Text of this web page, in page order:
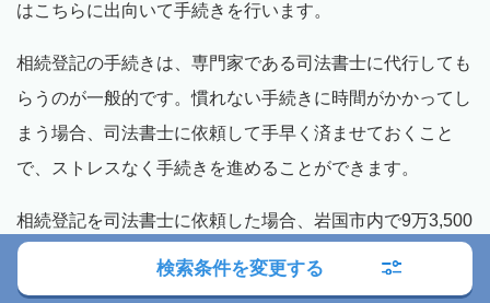
はこちらに出向いて手続きを行います。
相続登記の手続きは、専門家である司法書士に代行しても
らうのが一般的です。慣れない手続きに時間がかかってし
まう場合、司法書士に依頼して手早く済ませておくこと
で、ストレスなく手続きを進めることができます。
相続登記を司法書士に依頼した場合、岩国市内で9万3,500
円程度～という費用相場となっています。 初回相談が無
料の司法書士事務所もありますので、うまく活用して代行
検索条件を変更する